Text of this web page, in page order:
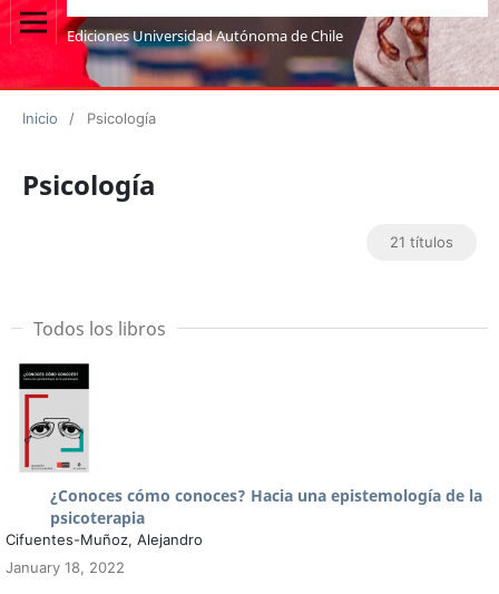
Ediciones Universidad Autónoma de Chile
Inicio / Psicología
Psicología
21 títulos
Todos los libros
¿Conoces cómo conoces? Hacia una epistemología de la
psicoterapia
Cifuentes-Muñoz, Alejandro
January 18, 2022